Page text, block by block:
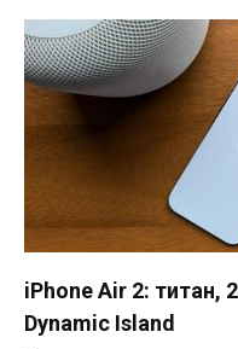
iPhone Air 2: титан,
Dynamic Island